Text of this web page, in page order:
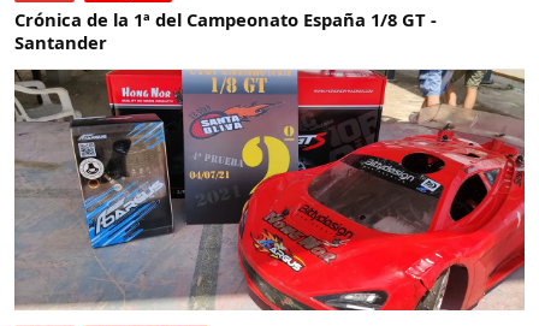
Crónica de la 1ª del Campeonato España 1/8 GT -
Santander